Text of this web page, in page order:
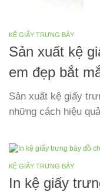
KỆ GIẤY TRƯNG BÀY
Sản xuất kệ
em đẹp bắt
Sản xuất kệ giấy
những cách hiệu
KỆ GIẤY TRƯNG BÀY
In kệ giấy